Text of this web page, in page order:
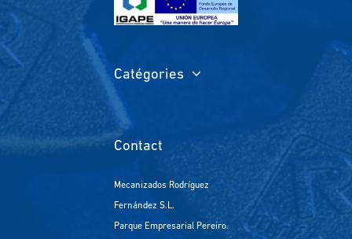
Catégories
Contact
Mecanizados Rodríguez
Fernández S.L.
Parque Empresarial Pereiro.